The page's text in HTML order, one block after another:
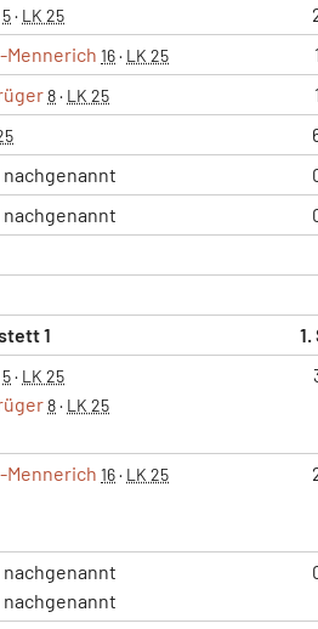
5· LK 25
Mennerich 16· LK 25
8· LK 25
1 1.
5· LK 25
8· LK 25
Mennerich 16· LK 25